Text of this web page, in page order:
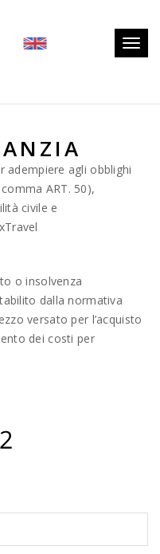
adempiere agli obblighi
ART. 50),
civile e
o insolvenza
dalla normativa
versato per l’acquisto
dei costi per